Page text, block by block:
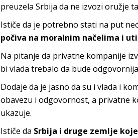
preuzela Srbija da ne izvozi oružje
Ističe da je potrebno stati na put
počiva na moralnim načelima i
Na pitanje da privatne kompanije
bi vlada trebalo da bude
Dodaje da je jasno da su i vlada i
obavezu i odgovornost, a privatne
ukazuje.
Ističe da Srbija i druge zemlje